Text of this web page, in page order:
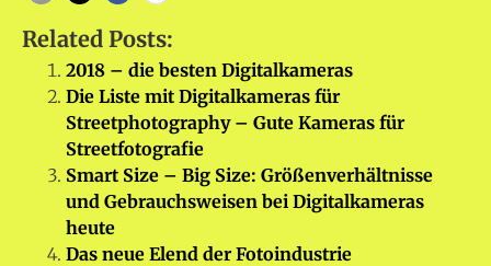
Related Posts:
2018 – die besten Digitalkameras
Die Liste mit Digitalkameras für
Streetphotography – Gute Kameras für
Streetfotografie
Smart Size – Big Size: Größenverhältnisse
und Gebrauchsweisen bei Digitalkameras
heute
Das neue Elend der Fotoindustrie